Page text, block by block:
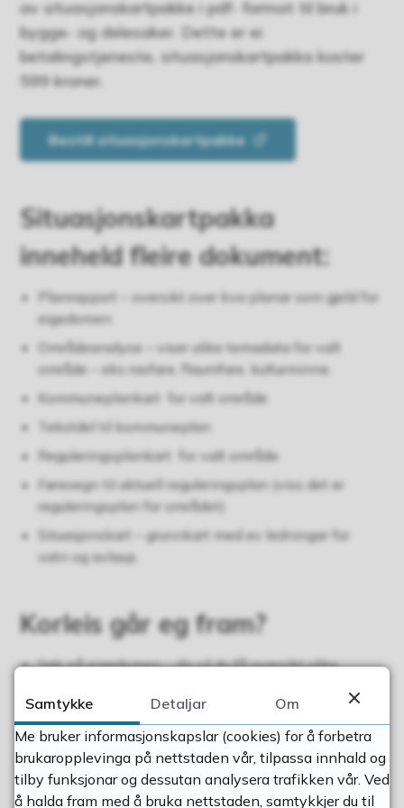
av situasjonskartpakke i pdf- format til bruk i
bygge- og delesaker. Dette er ei
betalingstjeneste, situasjonskartpakka koster
599 kroner.
Bestill situasjonskartpakke
Situasjonskartpakka
inneheld fleire dokument:
Planrapport – oversikt over kva planar som gjeld for
eigedomen
Områdeanalyse – viser ulike temadata for valt
område – eks rasfare, flaumfare, kulturminne.
Kommuneplankart for valt område
Tekstdel til kommuneplan
Reguleringsplankart for valt område
Føresegn til aktuell reguleringsplan (viss det er
reguleringsplan for området)
Situasjonskart – grunnkart med ev ledningar for
vatn og avlaup.
Korleis går eg fram?
Søk på eigedomen – da vil du få oversikt ulike
Vel «Situasjonskartpakke Hjelmeland kommune».
Vel arkstorleik – A3 eller A4. og Målestokk – mellom
1:500 og 1:2000
Plasser ramma der du ønsker utsnittet og trykk
Samtykke Detaljar
Om
Me bruker informasjonskapslar (cookies) for å forbetra
brukaropplevinga på nettstaden vår, tilpassa innhald og
tilby funksjonar og dessutan analysera trafikken vår. Ved
å halda fram med å bruka nettstaden, samtykkjer du til